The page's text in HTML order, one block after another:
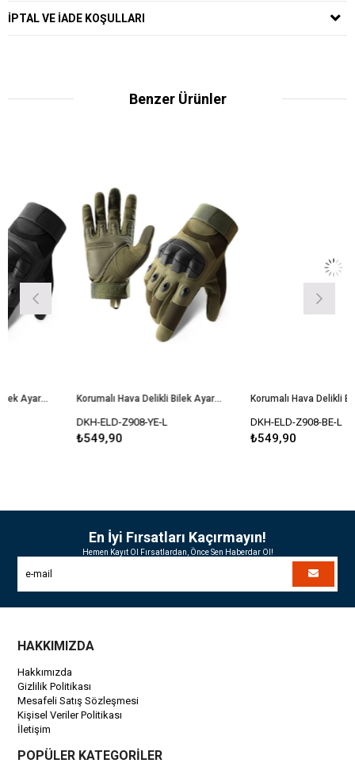
IPTAL VE IADE KOŞULLARI
Benzer Ürünler
Korumalı Hava Delikli Bilek Ayarlı Dokunmatik Taktik Eldiven Korumalı Hava Delikli Bilek Ayarlı Dokunmatik Taktik Eldiven
DKH-ELD-Z908-YE-L
₺549,90
DKH-ELD-Z908-BE-L
₺549,90
En İyi Fırsatları Kaçırmayın!
Hemen Kayıt Ol Fırsatlardan, Önce Sen Haberdar Ol!
HAKKIMIZDA
Hakkımızda
Gizlilik Politikası
Mesafeli Satış Sözleşmesi
Kişisel Veriler Politikası
İletişim
POPÜLER KATEGORİLER